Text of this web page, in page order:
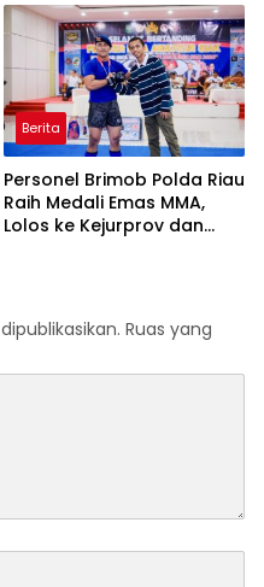
DECLARE WAR: SIAP Bantai
DAN SERET AKUN PEMBUNUH
KARAKTER KE PENJARA
POLDA KEPRI!
Berita
Personel Brimob Polda Riau
Raih Medali Emas MMA,
Lolos ke Kejurprov dan
Ruas yang